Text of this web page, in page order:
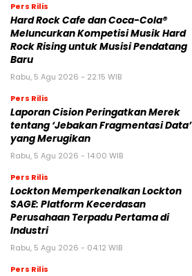
Pers Rilis
Hard Rock Cafe dan Coca-Cola®
Meluncurkan Kompetisi Musik Hard
Rock Rising untuk Musisi Pendatang
Baru
Rabu, 5 Agu 2026 - 22:15 WIB
Pers Rilis
Laporan Cision Peringatkan Merek
tentang ‘Jebakan Fragmentasi Data’
yang Merugikan
Rabu, 5 Agu 2026 - 14:00 WIB
Pers Rilis
Lockton Memperkenalkan Lockton
SAGE: Platform Kecerdasan
Perusahaan Terpadu Pertama di
Industri
Rabu, 5 Agu 2026 - 04:12 WIB
Pers Rilis